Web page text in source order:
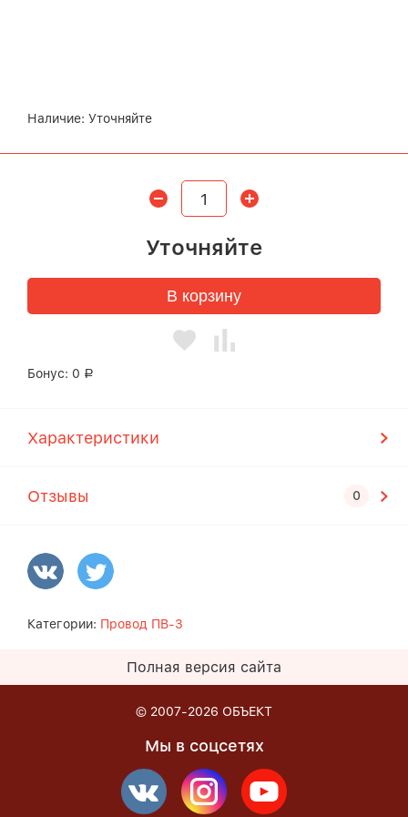
Наличие: Уточняйте
Уточняйте
В корзину
Бонус: 0 Р
Характеристики
Отзывы
Категории: Провод ПВ-3
Полная версия сайта
© 2007-2026 ОБЪЕКТ
Мы в соцсетях